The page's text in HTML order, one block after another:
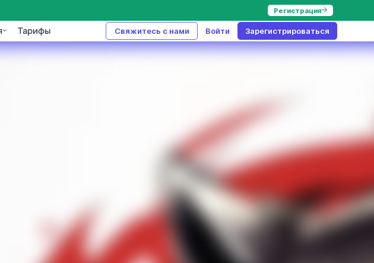
Регистрация
Тарифы Свяжитесь с нами Войти Зарегистрироваться